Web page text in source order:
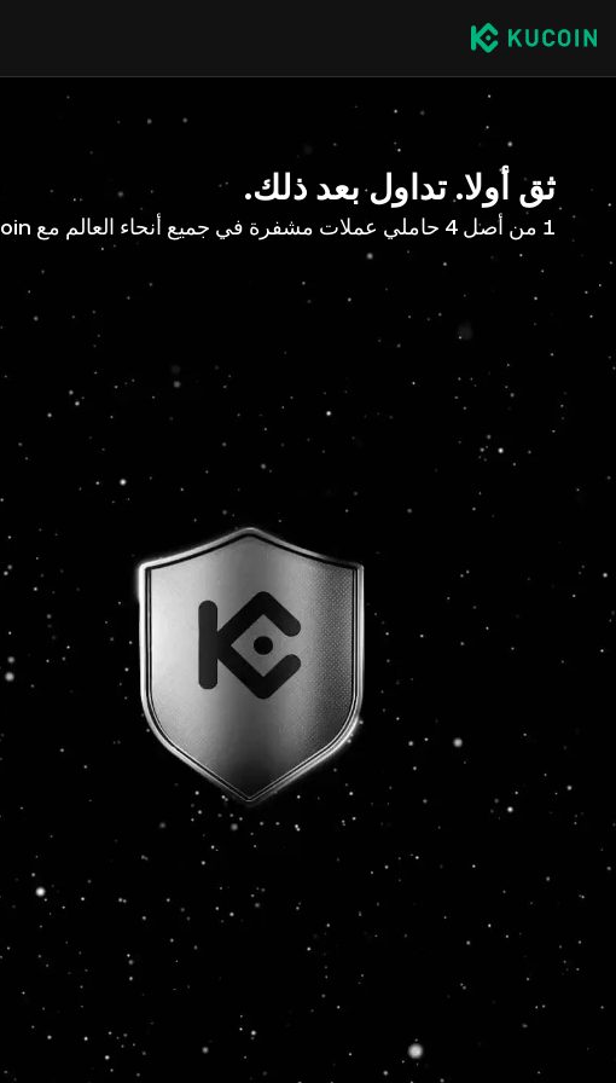
ثق أولا. تداول بعد ذلك.
1 من أصل 4 حاملي عملات مشفرة في جميع أنحاء العالم مع KuCoin